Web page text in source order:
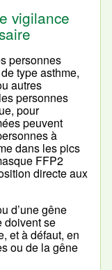
vigilance
personnes
type asthme,
autres
personnes
pour
peuvent
à
dans les pics
FFP2
directe aux
d’une gêne
doivent se
et à défaut, en
ou de la gêne